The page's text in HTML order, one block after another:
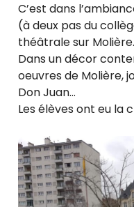
C’est dans
(à deux pas du
théâtrale sur Molière.
Dans un décor
oeuvres de Molière,
Don Juan…
Les élèves ont eu la